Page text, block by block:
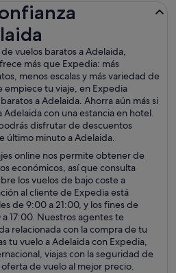
vuelos baratos a Adelaida,
más que Expedia: más
menos escalas y más variedad de
empiece tu viaje, en Expedia
a Adelaida. Ahorra aún más si
con una estancia en hotel.
disfrutar de descuentos
último minuto a Adelaida.
online nos permite obtener de
económicos, así que consulta
los vuelos de bajo coste a
al cliente de Expedia está
de 9:00 a 21:00, y los fines de
17:00. Nuestros agentes te
relacionada con la compra de tu
tu vuelo a Adelaida con Expedia,
viajas con la seguridad de
de vuelo al mejor precio.